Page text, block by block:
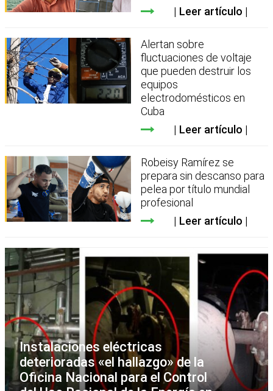
Leer artículo
Alertan sobre
fluctuaciones de voltaje
que pueden destruir los
equipos
electrodomésticos en
Cuba
Leer artículo
Robeisy Ramírez se
prepara sin descanso para
pelea por título mundial
profesional
Leer artículo
Instalaciones eléctricas
deterioradas «el hallazgo» de la
Oficina Nacional para el Control